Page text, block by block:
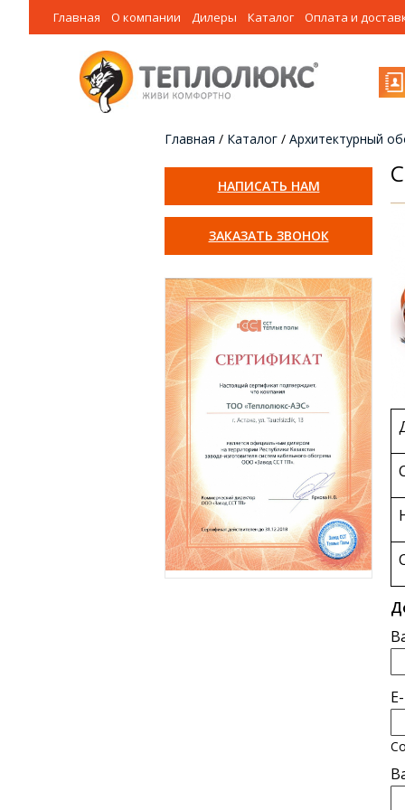
Главная О компании Дилеры Каталог Оплата и
НАПИСАТЬ НАМ
ЗАКАЗАТЬ ЗВОНОК
Главная / Каталог / Архитектурный